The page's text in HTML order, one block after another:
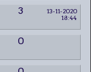
3
13-11-2020
18:44
0